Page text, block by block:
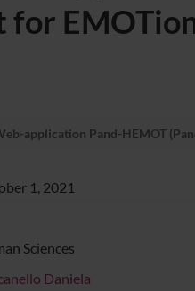
application Pand-HEMOT
1, 2021
Sciences
Daniela